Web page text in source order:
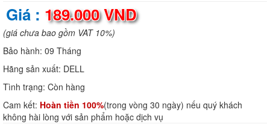
Giá : 189.000 VND
(giá chưa bao gồm VAT 10%)
Bảo hành: 09 Tháng
Hãng sản xuất: DELL
Tình trạng: Còn hàng
Cam kết: Hoàn tiền 100%(trong vòng 30 ngày) nếu quý khách
không hài lòng với sản phẩm hoặc dịch vụ